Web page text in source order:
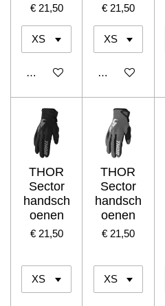
€ 21,50
In winkelwagen
€ 21,50
In winkelwagen
THOR
Sector
handsch
oenen
€ 21,50
THOR
Sector
handsch
oenen
€ 21,50